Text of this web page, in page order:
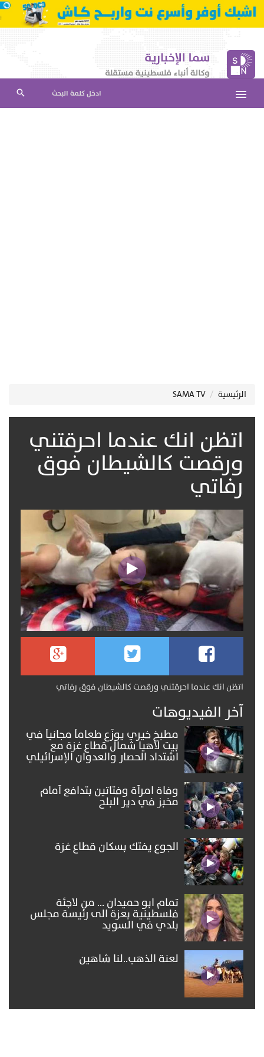
ادخل كلمة البحث
الرئيسية ​SAMA TV
اتظن انك عندما احرقتني
ورقصت كالشيطان فوق
رفاتي
اتظن انك عندما احرقتني ورقصت كالشيطان فوق رفاتي
آخر الفيديوهات
مطبخ خيري يوزّع طعاماً مجانياً في
بيت لاهيا شمال قطاع غزة مع
اشتداد الحصار والعدوان الإسرائيلي
وفاة امرأة وفتاتين بتدافع أمام
مخبز في دير البلح
الجوع يفتك بسكان قطاع غزة
تمام ابو حميدان ... من لاجئة
فلسطينية بعزة الى رئيسة مجلس
بلدي في السويد
لعنة الذهب..لنا شاهين